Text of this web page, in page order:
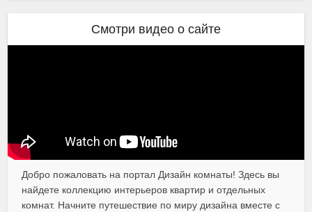
Смотри видео о сайте
Добро пожаловать на портал Дизайн комнаты! Здесь вы
найдете коллекцию интерьеров квартир и отдельных
комнат. Начните путешествие по миру дизайна вместе с